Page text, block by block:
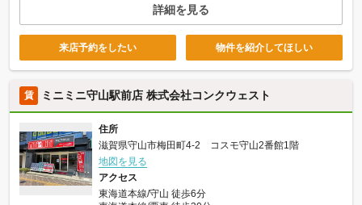
詳細を見る
来店予約をしたい 物件を紹介してほしい
賃 ミニミニ守山駅前店 株式会社コンクウェスト
住所
滋賀県守山市梅田町4-2 コスモ守山2番館1階
地図を見る
アクセス
東海道本線/守山 徒歩6分